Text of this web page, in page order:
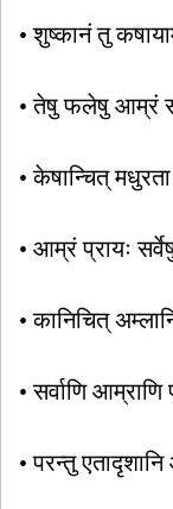
• शुष्कानं तु
• तेषु फलेषु आम्रं
• केषान्चित्
• आम्रं प्रायः
• कानिचित्
• सर्वाणि
• परन्तु